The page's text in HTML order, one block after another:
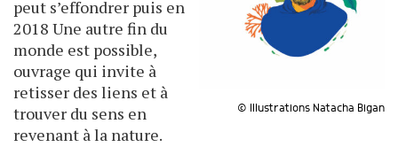
© Illustrations Natacha Bigan
peut s’effondrer puis en
2018 Une autre fin du
monde est possible,
ouvrage qui invite à
retisser des liens et à
trouver du sens en
revenant à la nature.